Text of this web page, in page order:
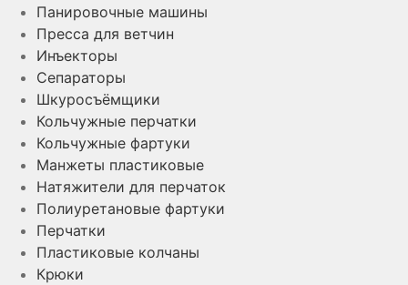
Панировочные машины
Пресса для ветчин
Инъекторы
Сепараторы
Шкуросъёмщики
Кольчужные перчатки
Кольчужные фартуки
Манжеты пластиковые
Натяжители для перчаток
Полиуретановые фартуки
Перчатки
Пластиковые колчаны
Крюки